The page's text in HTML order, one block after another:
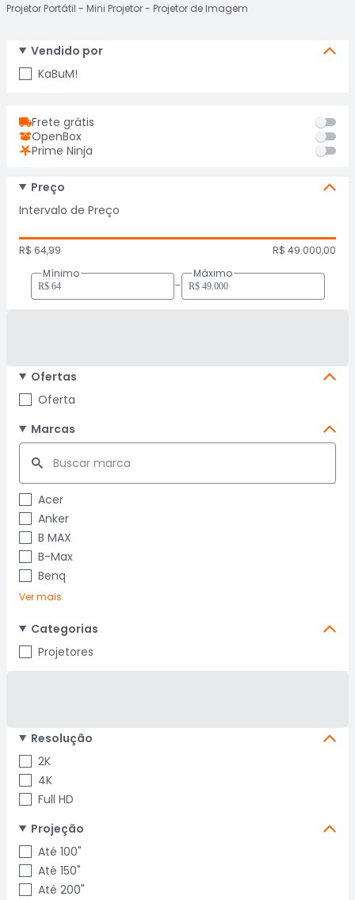
Projetor Portátil Mini Projetor Projetor de Imagem
Vendido por
KaBuM!
Frete grátis
OpenBox
Prime Ninja
Preço
Intervalo de Preço
R$ 64,99
R$ 49.000,00
Mínimo
-
Máximo
Ofertas
Oferta
Marcas
Acer
Anker
B MAX
B-Max
Benq
Ver mais
Categorias
Projetores
Resolução
2K
4K
Full HD
Projeção
Até 100"
Até 150"
Até 200"